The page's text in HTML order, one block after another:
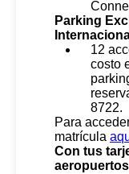
Parking
12
costo
8722.
Para
matrícula
Con tus